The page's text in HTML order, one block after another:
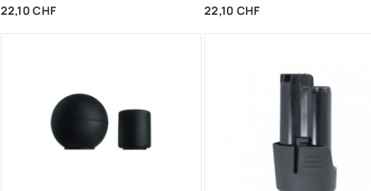
Prix
22,10 CHF
AJOUTER AUX FAVORIS
Prix
22,10 CHF
AJOUTER AUX FAVORIS